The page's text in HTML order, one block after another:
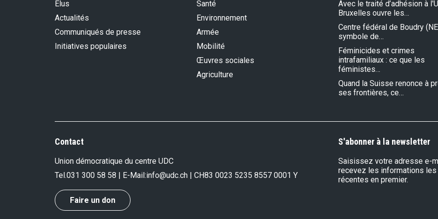
Élus
Actualités
Communiqués de presse
Initiatives populaires
Santé
Environnement
Armée
Mobilité
Œuvres sociales
Agriculture
Avec le traité d’adhésion à
Bruxelles ouvre les…
Centre fédéral de Boudry
symbole de…
Féminicides et crimes
intrafamiliaux : ce que les
féministes…
Quand la Suisse renonce à
ses frontières, ce…
Contact
Union démocratique du centre UDC
Tel.031 300 58 58 | E-Mail:info@udc.ch | CH83 0023 5235 8557 0001 Y
Faire un don
S'abonner à la newsletter
Saisissez votre adresse e-
recevez les informations
récentes en premier.